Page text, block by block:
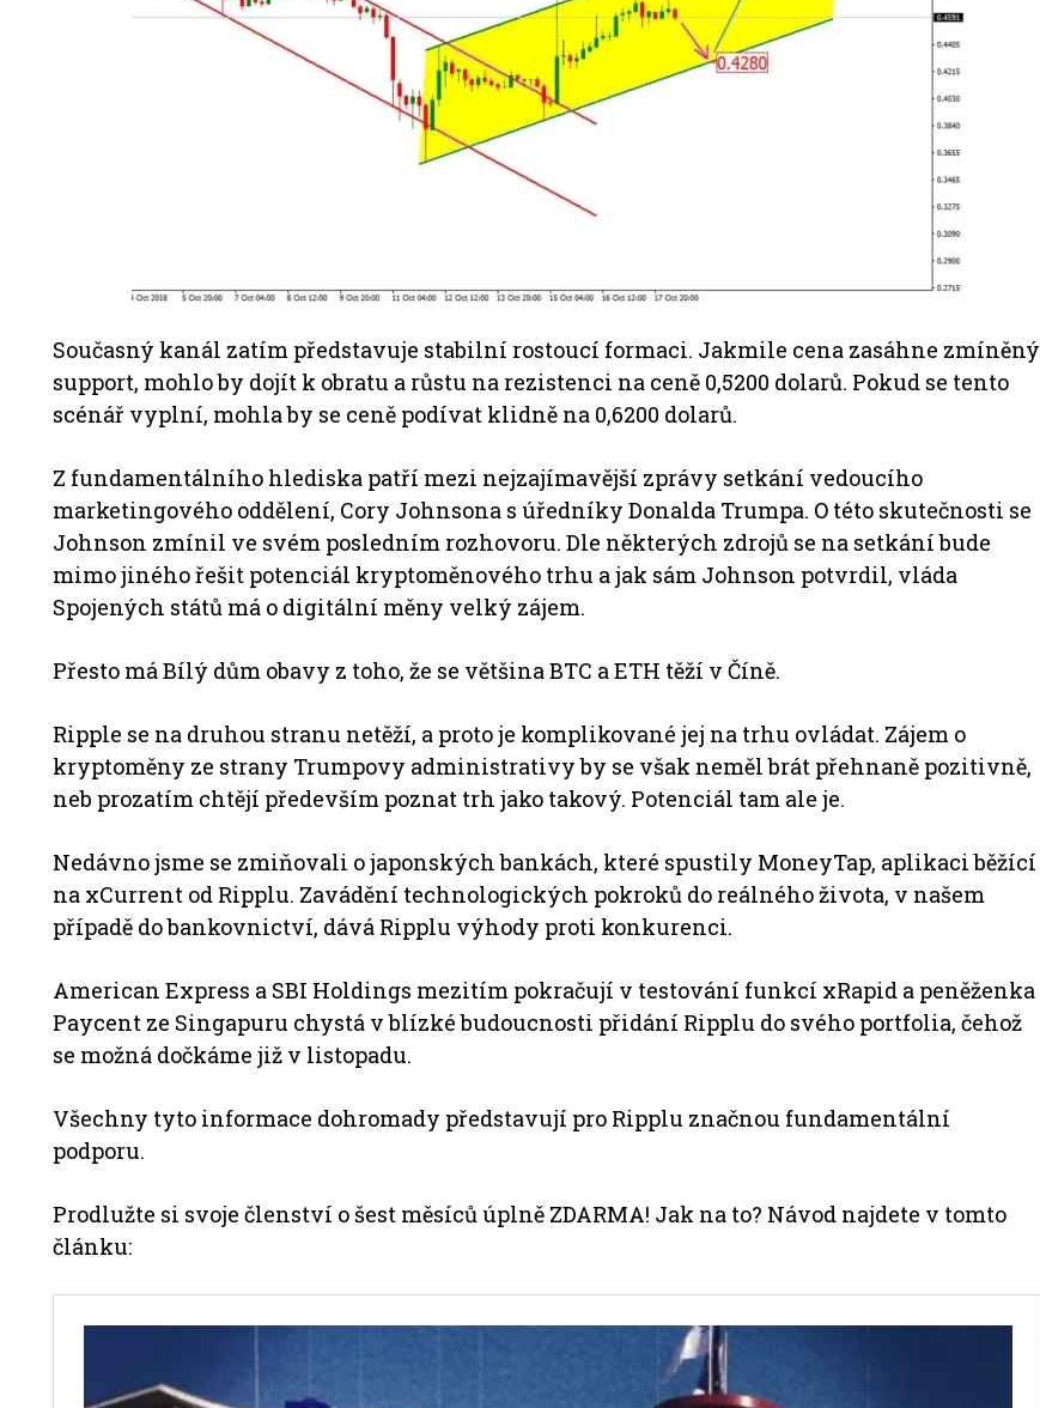
Současný kanál zatím představuje stabilní rostoucí formaci. Jakmile cena zasáhne zmíněný
support, mohlo by dojít k obratu a růstu na rezistenci na ceně 0,5200 dolarů. Pokud se tento
scénář vyplní, mohla by se ceně podívat klidně na 0,6200 dolarů.
Z fundamentálního hlediska patří mezi nejzajímavější zprávy setkání vedoucího
marketingového oddělení, Cory Johnsona s úředníky Donalda Trumpa. O této skutečnosti se
Johnson zmínil ve svém posledním rozhovoru. Dle některých zdrojů se na setkání bude
mimo jiného řešit potenciál kryptoměnového trhu a jak sám Johnson potvrdil, vláda
Spojených států má o digitální měny velký zájem.
Přesto má Bílý dům obavy z toho, že se většina BTC a ETH těží v Číně.
Ripple se na druhou stranu netěží, a proto je komplikované jej na trhu ovládat. Zájem o
kryptoměny ze strany Trumpovy administrativy by se však neměl brát přehnaně pozitivně,
neb prozatím chtějí především poznat trh jako takový. Potenciál tam ale je.
Nedávno jsme se zmiňovali o japonských bankách, které spustily MoneyTap, aplikaci běžící
na xCurrent od Ripplu. Zavádění technologických pokroků do reálného života, v našem
případě do bankovnictví, dává Ripplu výhody proti konkurenci.
American Express a SBI Holdings mezitím pokračují v testování funkcí xRapid a peněženka
Paycent ze Singapuru chystá v blízké budoucnosti přidání Ripplu do svého portfolia, čehož
se možná dočkáme již v listopadu.
Všechny tyto informace dohromady představují pro Ripplu značnou fundamentální
podporu.
Prodlužte si svoje členství o šest měsíců úplně ZDARMA! Jak na to? Návod najdete v tomto
článku: